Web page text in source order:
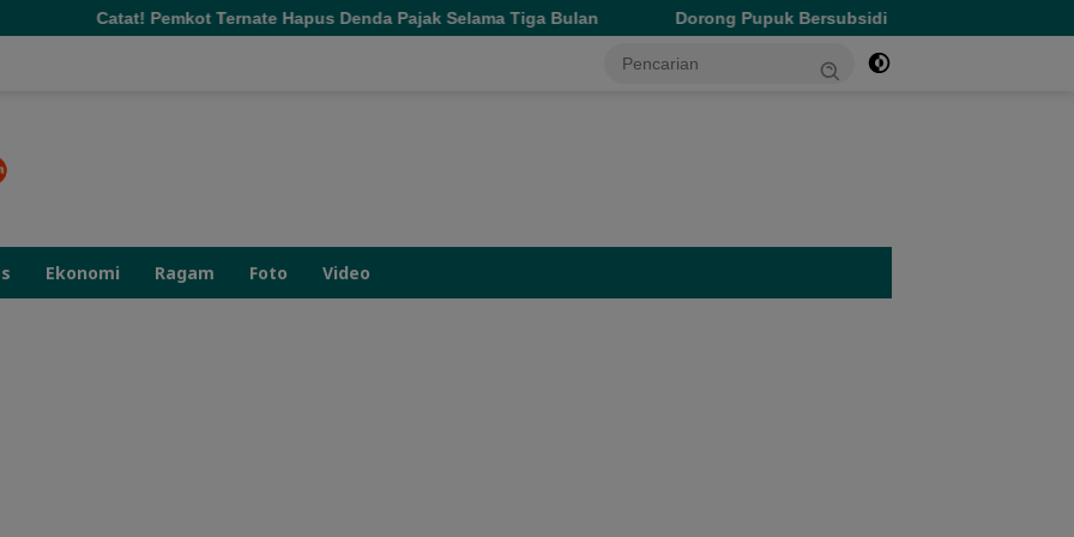
Pemkot Ternate Hapus Denda Pajak Selama Tiga Bulan Dorong Pupuk Bersubsidi Tepat Sasaran, Wagub Malut
Ekonomi Ragam Foto Video